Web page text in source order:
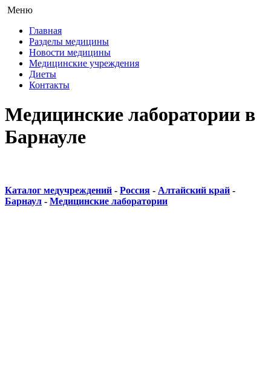
Меню
Главная
Разделы медицины
Новости медицины
Медицинские учреждения
Диеты
Контакты
Медицинские лаборатории в
Барнауле
Каталог медучреждений - Россия - Алтайский край -
Барнаул - Медицинские лаборатории